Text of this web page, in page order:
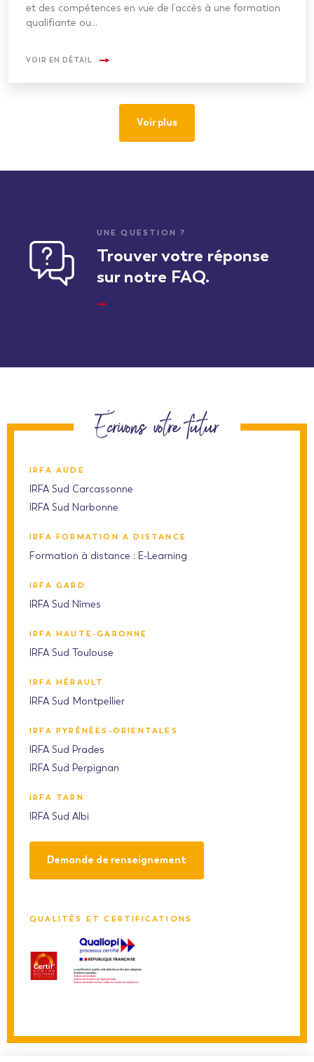
et des compétences en vue de l’accès à une formation
qualifiante ou…
VOIR EN DÉTAIL
Voir plus
UNE QUESTION ?
Trouver votre réponse
sur notre FAQ.
Écrivons votre futur
IRFA AUDE
IRFA Sud Carcassonne
IRFA Sud Narbonne
IRFA FORMATION A DISTANCE
Formation à distance : E-Learning
IRFA GARD
IRFA Sud Nîmes
IRFA HAUTE-GARONNE
IRFA Sud Toulouse
IRFA HÉRAULT
IRFA Sud Montpellier
IRFA PYRÉNÉES-ORIENTALES
IRFA Sud Prades
IRFA Sud Perpignan
IRFA TARN
IRFA Sud Albi
Demande de renseignement
QUALITÉS ET CERTIFICATIONS